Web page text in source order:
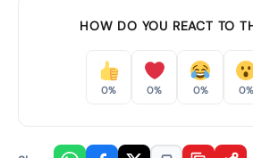
HOW DO YOU REACT TO
0% 0% 0% 0%